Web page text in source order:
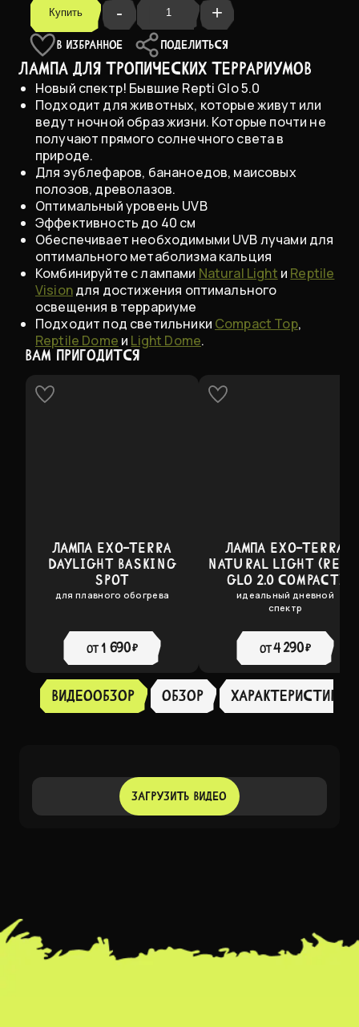
Купить - +
В ИЗБРАННОЕ ПОДЕЛИТЬСЯ
Лампа для тропических террариумов
Новый спектр! Бывшие Repti Glo 5.0
Подходит для животных, которые живут или
ведут ночной образ жизни. Которые почти не
получают прямого солнечного света в
природе.
Для эублефаров, бананоедов, маисовых
полозов, древолазов.
Оптимальный уровень UVB
Эффективность до 40 см
Обеспечивает необходимыми UVB лучами для
оптимального метаболизма кальция
Комбинируйте с лампами Natural Light и Reptile
Visionдля достижения оптимального
освещения в террариуме
Подходит под светильники Compact Top,
Reptile Dome и Light Dome.
ВАМ ПРИГОДИТСЯ
ЛАМПА EXO-TERRA
DAYLIGHT BASKING
SPOT
для плавного обогрева
от1 690 ₽
ЛАМПА EXO-TERRA
NATURAL LIGHT
GLO 2.0 COMPACT)
идеальный дневной
спектр
от4 290 ₽
Видеообзор Обзор ХАРАКТЕРИСТИКИ
ЗАГРУЗИТЬ ВИДЕО